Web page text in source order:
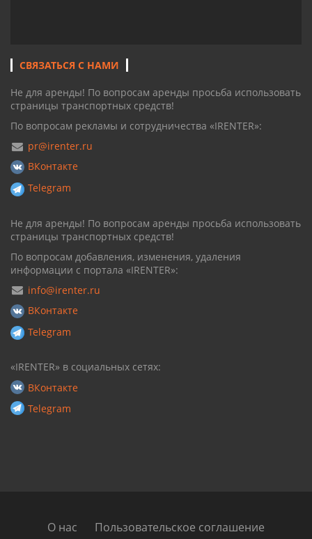
СВЯЗАТЬСЯ С НАМИ
Не для аренды! По вопросам аренды просьба использовать
страницы транспортных средств!
По вопросам рекламы и сотрудничества «IRENTER»:
pr@irenter.ru
ВКонтакте
Telegram
Не для аренды! По вопросам аренды просьба использовать
страницы транспортных средств!
По вопросам добавления, изменения, удаления
информации с портала «IRENTER»:
info@irenter.ru
ВКонтакте
Telegram
«IRENTER» в социальных сетях:
ВКонтакте
Telegram
О нас Пользовательское соглашение